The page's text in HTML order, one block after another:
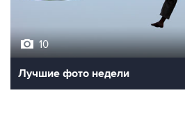
10
Лучшие фото недели